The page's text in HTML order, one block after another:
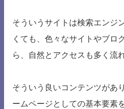
そういうサイトは検索エンジ
くても、色々なサイトやブロ
ら、自然とアクセスも多く流
そういう良いコンテンツがあ
ームページとしての基本要素